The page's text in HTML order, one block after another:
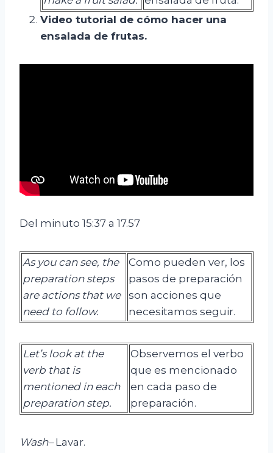
Video tutorial de cómo hacer una
ensalada de frutas.
Del minuto 15:37 a 17.57
As you can see, the
preparation steps
are actions that we
need to follow.
Como pueden ver, los
pasos de preparación
son acciones que
necesitamos seguir.
Let’s look at the
verb that is
mentioned in each
preparation step.
Observemos el verbo
que es mencionado
en cada paso de
preparación.
Wash–Lavar.